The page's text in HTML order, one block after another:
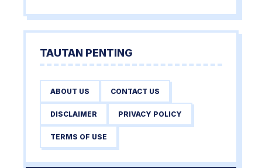
TAUTAN PENTING
ABOUT US CONTACT US
DISCLAIMER PRIVACY POLICY
TERMS OF USE